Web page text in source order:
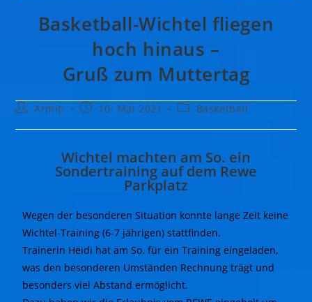
Basketball-Wichtel fliegen
hoch hinaus –
Gruß zum Muttertag
Armin 10. Mai 2021 Basketball
Wichtel machten am So. ein
Sondertraining auf dem Rewe
Parkplatz
Wegen der besonderen Situation konnte lange Zeit keine
Wichtel-Training (6-7 jährigen) stattfinden.
Trainerin Heidi hat am So. für ein Training eingeladen,
was den besonderen Umständen Rechnung trägt und
besonders viel Abstand ermöglicht.